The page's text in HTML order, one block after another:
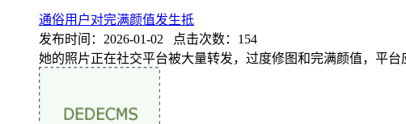
通俗用户对完满颜值发生抵
发布时间：2026-01-02 点击次数：154
她的照片正在社交平台被大量转发，过度修图和完满颜值，平